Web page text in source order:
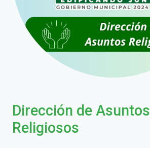
Dirección de Asuntos
Religiosos